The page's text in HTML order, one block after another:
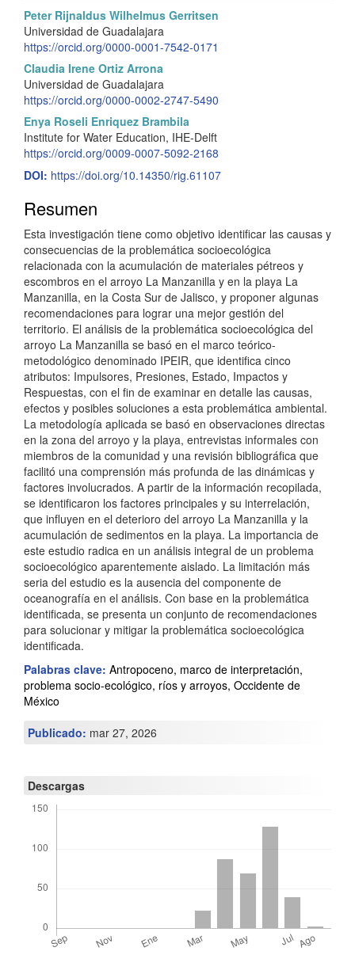
Barra
lateral
del
artículo
C
o
n
t
e
n
i
d
o
p
r
i
n
c
i
p
a
l
d
e
l
a
r
t
í
c
u
Peter Rijnaldus Wilhelmus Gerritsen
Universidad de Guadalajara
https://orcid.org/0000-0001-7542-0171
Claudia Irene Ortiz Arrona
Universidad de Guadalajara
https://orcid.org/0000-0002-2747-5490
Enya Roseli Enriquez Brambila
Institute for Water Education, IHE-Delft
https://orcid.org/0009-0007-5092-2168
DOI: https://doi.org/10.14350/rig.61107
Resumen
Esta investigación tiene como objetivo identificar las causas y
consecuencias de la problemática socioecológica
relacionada con la acumulación de materiales pétreos y
escombros en el arroyo La Manzanilla y en la playa La
Manzanilla, en la Costa Sur de Jalisco, y proponer algunas
recomendaciones para lograr una mejor gestión del
territorio. El análisis de la problemática socioecológica del
arroyo La Manzanilla se basó en el marco teórico-
metodológico denominado IPEIR, que identifica cinco
atributos: Impulsores, Presiones, Estado, Impactos y
Respuestas, con el fin de examinar en detalle las causas,
efectos y posibles soluciones a esta problemática ambiental.
La metodología aplicada se basó en observaciones directas
en la zona del arroyo y la playa, entrevistas informales con
miembros de la comunidad y una revisión bibliográfica que
facilitó una comprensión más profunda de las dinámicas y
factores involucrados. A partir de la información recopilada,
se identificaron los factores principales y su interrelación,
que influyen en el deterioro del arroyo La Manzanilla y la
acumulación de sedimentos en la playa. La importancia de
este estudio radica en un análisis integral de un problema
socioecológico aparentemente aislado. La limitación más
seria del estudio es la ausencia del componente de
oceanografía en el análisis. Con base en la problemática
identificada, se presenta un conjunto de recomendaciones
para solucionar y mitigar la problemática socioecológica
identificada.
Palabras clave: Antropoceno, marco de interpretación,
problema socio-ecológico, ríos y arroyos, Occidente de
México
Publicado: mar 27, 2026
Descargas